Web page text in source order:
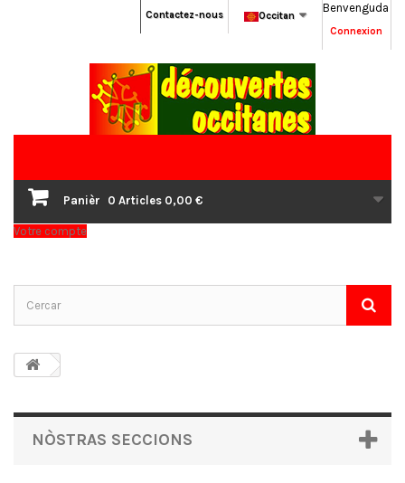
Benvenguda
Connexion
Occitan
Contactez-nous
Panièr 0 Articles 0,00 €
Votre compte
NÒSTRAS SECCIONS